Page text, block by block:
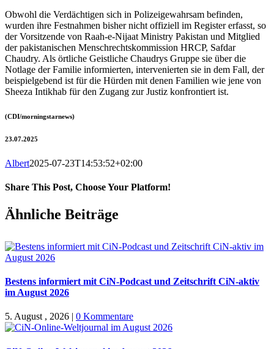
Obwohl die Verdächtigen sich in Polizeigewahrsam befinden,
wurden ihre Festnahmen bisher nicht offiziell im Register erfasst, so
der Vorsitzende von Raah-e-Nijaat Ministry Pakistan und Mitglied
der pakistanischen Menschrechtskommission HRCP, Safdar
Chaudry. Als örtliche Geistliche Chaudrys Gruppe sie über die
Notlage der Familie informierten, intervenierten sie in dem Fall, der
beispielgebend ist für die Hürden mit denen Familien wie jene von
Sheeza Intikhab für den Zugang zur Justiz konfrontiert ist.
(CDI/morningstarnews)
23.07.2025
Albert2025-07-23T14:53:52+02:00
Share This Post, Choose Your Platform!
Facebook
X
WhatsApp
Pinterest
E-
Mail
Ähnliche Beiträge
Bestens informiert mit CiN-Podcast und Zeitschrift CiN-aktiv
im August 2026
5. August , 2026 | 0 Kommentare